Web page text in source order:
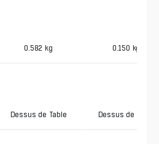
0.582 kg 0.150 kg
Dessus de Table Dessus de Table